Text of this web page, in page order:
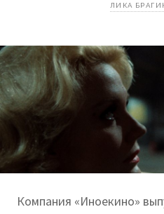
ЛИКА
Компания «Иноекино»